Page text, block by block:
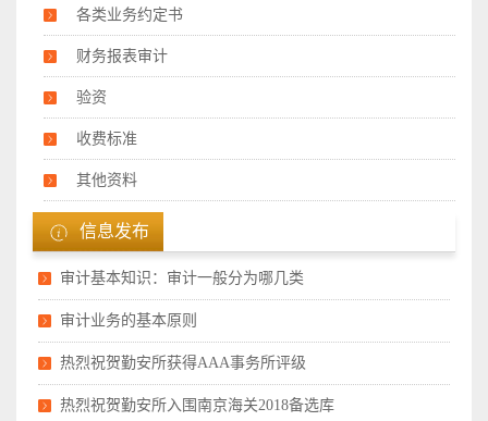
各类业务约定书
财务报表审计
验资
收费标准
其他资料
信息发布
审计基本知识：审计一般分为哪几类
审计业务​的基本原则
热烈祝贺勤安所获得AAA事务所评级
热烈祝贺勤安所入围南京海关2018备选库